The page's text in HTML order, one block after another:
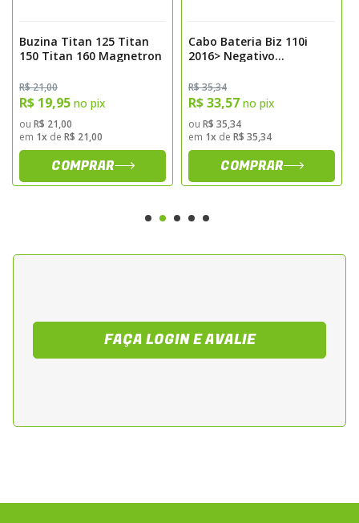
Buzina Titan 125 Titan
150 Titan 160 Magnetron
R$ 21,00
R$ 19,95 no pix
ou R$ 21,00
em 1x de R$ 21,00
COMPRAR
Cabo Bateria Biz 110i
2016> Negativo
R$ 35,34
R$ 33,57 no pix
ou R$ 35,34
em 1x de R$ 35,34
COMPRAR
FAÇA LOGIN E AVALIE